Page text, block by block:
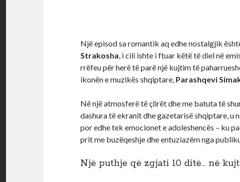
Një episod sa romantik aq edhe nostalgjik
Strakosha, i cili ishte i ftuar këtë të diel në
rrëfeu për herë të parë një kujtim të
ikonën e muzikës shqiptare, Parashqevi
Në një atmosferë të çlirët dhe me batuta të
dashura të ekranit dhe gazetarisë shqiptare, u
por edhe tek emocionet e adoleshencës – ku
prit me buzëqeshje dhe entuziazëm nga
Një puthje që zgjati 10 ditë… në